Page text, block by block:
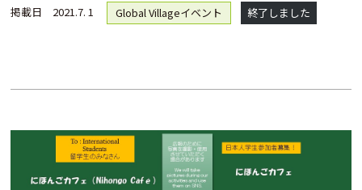
掲載日 2021.7. 1 Global Villageイベント 終了しました